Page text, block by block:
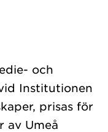
och
Institutionen
prisas för
av Umeå